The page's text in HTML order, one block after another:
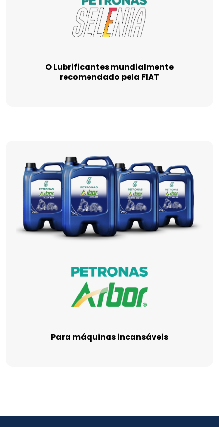
O Lubrificantes mundialmente
recomendado pela FIAT
Para máquinas incansáveis